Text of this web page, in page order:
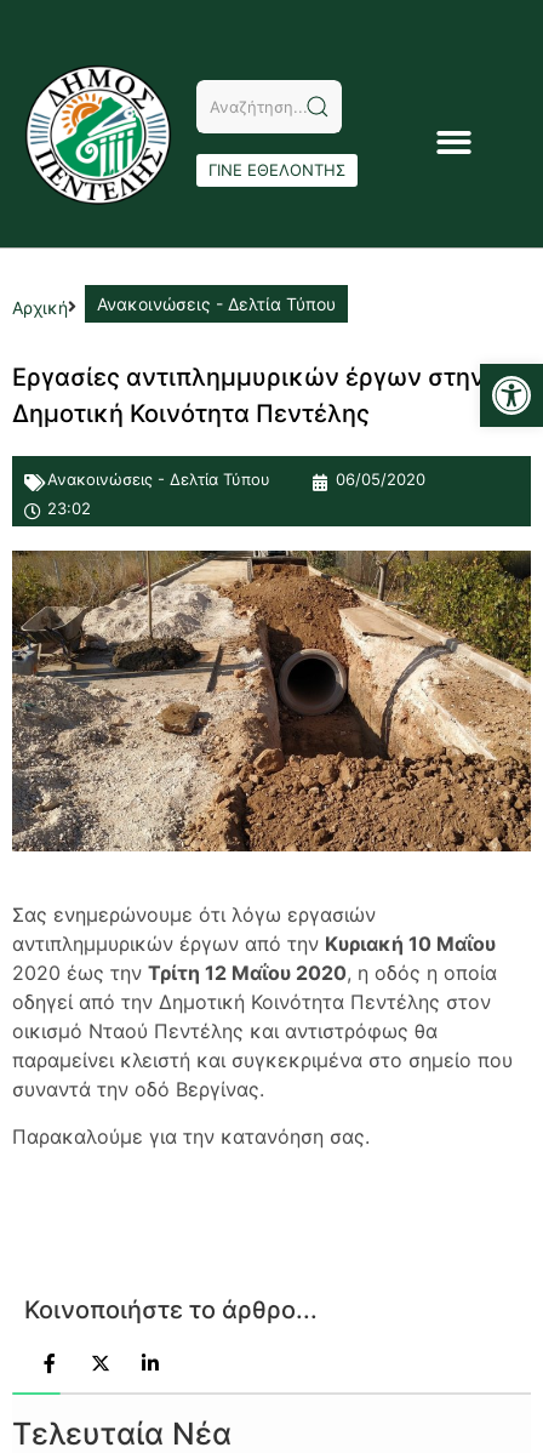
ΓΙΝΕ ΕΘΕΛΟΝΤΗΣ
Αρχική Ανακοινώσεις - Δελτία Τύπου
Εργασίες αντιπλημμυρικών έργων στην
Δημοτική Κοινότητα Πεντέλης
Ανακοινώσεις - Δελτία Τύπου
06/05/2020
23:02
Σας ενημερώνουμε ότι λόγω εργασιών
αντιπλημμυρικών έργων από την Κυριακή 10 Μαΐου
2020 έως την Τρίτη 12 Μαΐου 2020, η οδός η οποία
οδηγεί από την Δημοτική Κοινότητα Πεντέλης στον
οικισμό Νταού Πεντέλης και αντιστρόφως θα
παραμείνει κλειστή και συγκεκριμένα στο σημείο που
συναντά την οδό Βεργίνας.
Παρακαλούμε για την κατανόηση σας.
Κοινοποιήστε το άρθρο...
Τελευταία Νέα